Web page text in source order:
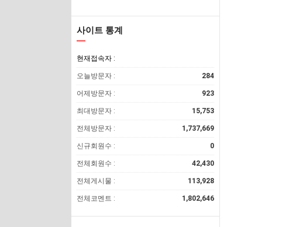
사이트 통계
현재접속자 :
오늘방문자 : 284
어제방문자 : 923
최대방문자 : 15,753
전체방문자 : 1,737,669
신규회원수 : 0
전체회원수 : 42,430
전체게시물 : 113,928
전체코멘트 : 1,802,646